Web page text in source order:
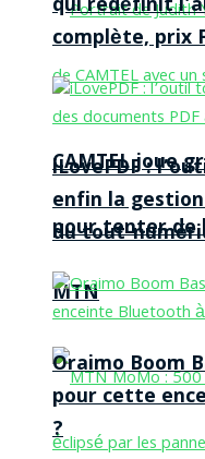
CAMTEL joue
pour tenter de
MTN
complète, prix
iLovePDF :
enfin la
du tout-
Oraimo Boom
pour cette
?